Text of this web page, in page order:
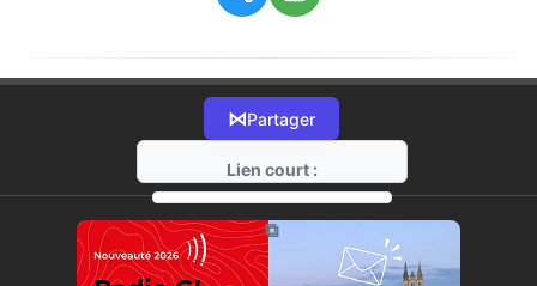
⋈Partager
Lien court :
https://radio-g.fr?13767
⧉